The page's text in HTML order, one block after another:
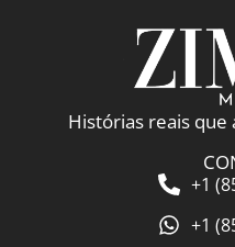
Histórias reais
+1
+1